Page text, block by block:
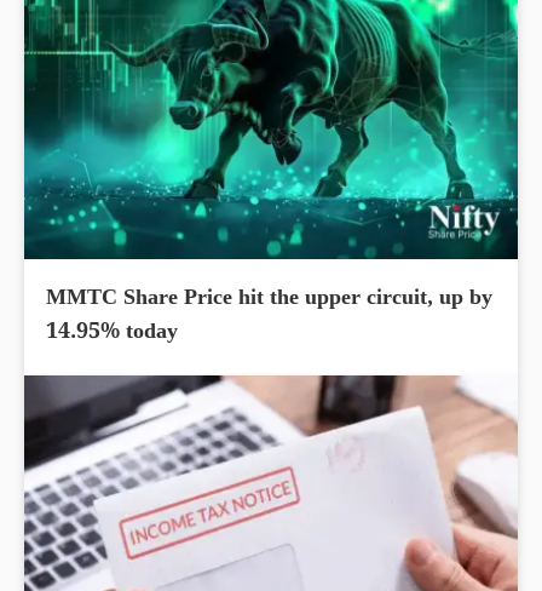
MMTC Share Price hit the upper circuit, up by
14.95% today